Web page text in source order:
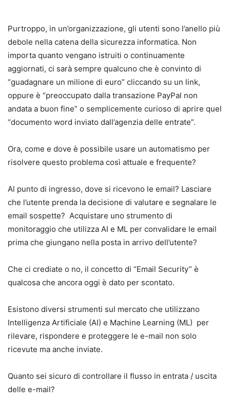
Purtroppo, in un’organizzazione, gli utenti sono l’anello più
debole nella catena della sicurezza informatica. Non
importa quanto vengano istruiti o continuamente
aggiornati, ci sarà sempre qualcuno che è convinto di
“guadagnare un milione di euro” cliccando su un link,
oppure è “preoccupato dalla transazione PayPal non
andata a buon fine” o semplicemente curioso di aprire quel
“documento word inviato dall’agenzia delle entrate”.
Ora, come e dove è possibile usare un automatismo per
risolvere questo problema così attuale e frequente?
Al punto di ingresso, dove si ricevono le email? Lasciare
che l’utente prenda la decisione di valutare e segnalare le
email sospette? Acquistare uno strumento di
monitoraggio che utilizza AI e ML per convalidare le email
prima che giungano nella posta in arrivo dell’utente?
Che ci crediate o no, il concetto di “Email Security” è
qualcosa che ancora oggi è dato per scontato.
Esistono diversi strumenti sul mercato che utilizzano
Intelligenza Artificiale (AI) e Machine Learning (ML) per
rilevare, rispondere e proteggere le e-mail non solo
ricevute ma anche inviate.
Quanto sei sicuro di controllare il flusso in entrata / uscita
delle e-mail?